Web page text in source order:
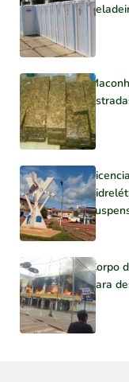
Corpo
para